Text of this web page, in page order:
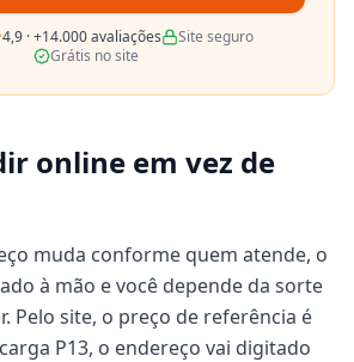
4,9 ·+14.000avaliações
Site seguro
Grátis no site
online em vez de
muda conforme quem atende, o
à mão e você depende da sorte
Pelo site, o preço de referência é
P13, o endereço vai digitado